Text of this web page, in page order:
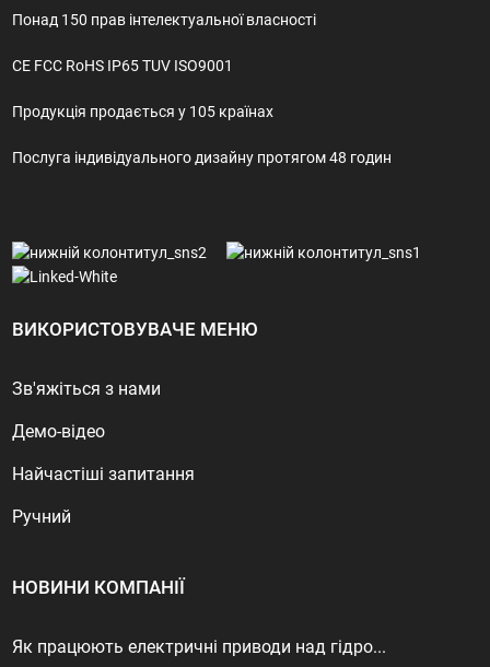
Понад 150 прав інтелектуальної власності
CE FCC RoHS IP65 TUV ISO9001
Продукція продається у 105 країнах
Послуга індивідуального дизайну протягом 48 годин
ВИКОРИСТОВУВАЧЕ МЕНЮ
Зв'яжіться з нами
Демо-відео
Найчастіші запитання
Ручний
НОВИНИ КОМПАНІЇ
Як працюють електричні приводи над гідро...